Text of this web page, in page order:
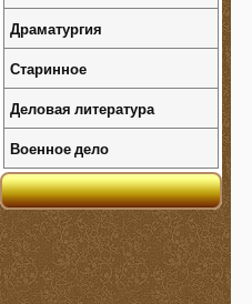
Драматургия
Старинное
Деловая литература
Военное дело